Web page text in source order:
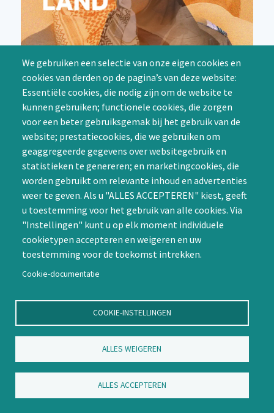
We gebruiken een selectie van onze eigen cookies en
cookies van derden op de pagina’s van deze website:
Essentiële cookies, die nodig zijn om de website te
kunnen gebruiken; functionele cookies, die zorgen
voor een beter gebruiksgemak bij het gebruik van de
website; prestatiecookies, die we gebruiken om
geaggregeerde gegevens over websitegebruik en
statistieken te genereren; en marketingcookies, die
worden gebruikt om relevante inhoud en advertenties
weer te geven. Als u "ALLES ACCEPTEREN" kiest, geeft
u toestemming voor het gebruik van alle cookies. Via
"Instellingen" kunt u op elk moment individuele
cookietypen accepteren en weigeren en uw
toestemming voor de toekomst intrekken.
Cookie-documentatie
COOKIE-INSTELLINGEN
ALLES WEIGEREN
ALLES ACCEPTEREN
Slachtofferhulp, de podcast
Na een moord of misdaad, blijven er altijd getraumatiseerde
nabestaanden achter. In deze podcast hoor je de verdiepende
verhalen van de slachtoffers en nabestaanden, uit de
documentaireserie Slachtofferhulp. Hoe hebben zij alles beleefd
en ervaren?
Luister hier...